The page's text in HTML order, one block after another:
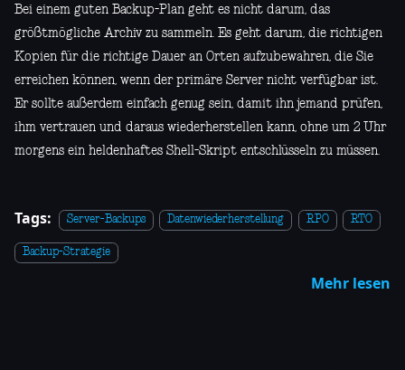
Bei einem guten Backup-Plan geht es nicht darum, das
größtmögliche Archiv zu sammeln. Es geht darum, die richtigen
Kopien für die richtige Dauer an Orten aufzubewahren, die Sie
erreichen können, wenn der primäre Server nicht verfügbar ist.
Er sollte außerdem einfach genug sein, damit ihn jemand prüfen,
ihm vertrauen und daraus wiederherstellen kann, ohne um 2 Uhr
morgens ein heldenhaftes Shell-Skript entschlüsseln zu müssen.
Tags: Server-Backups Datenwiederherstellung RPO RTO
Backup-Strategie
Mehr lesen